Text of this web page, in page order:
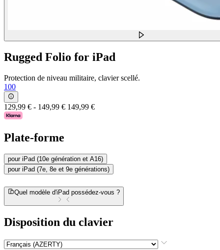
Rugged Folio for iPad
Protection de niveau militaire, clavier scellé.
100
129,99 € - 149,99 € 149,99 €
Plate-forme
pour iPad (10e génération et A16)
pour iPad (7e, 8e et 9e générations)
Quel modèle d'iPad possédez-vous ?
Disposition du clavier